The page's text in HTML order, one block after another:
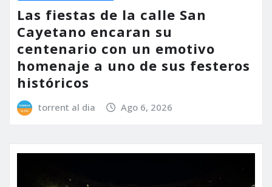
Las fiestas de la calle San
Cayetano encaran su
centenario con un emotivo
homenaje a uno de sus festeros
históricos
torrent al dia Ago 6, 2026